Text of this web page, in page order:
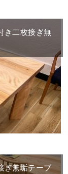
き二枚接ぎ無
ぎ無垢テーブ